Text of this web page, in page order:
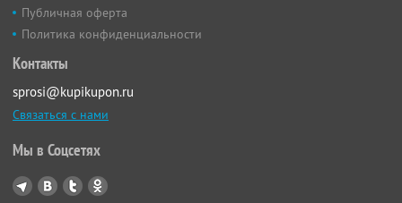
Публичная оферта
Политика конфиденциальности
Контакты
sprosi@kupikupon.ru
Связаться с нами
Мы в Соцсетях